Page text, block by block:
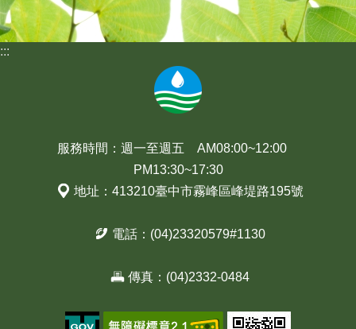
:::
服務時間：週一至週五 AM08:00~12:00
PM13:30~17:30
地址：413210臺中市霧峰區峰堤路195號
電話：(04)23320579#1130
傳真：(04)2332-0484